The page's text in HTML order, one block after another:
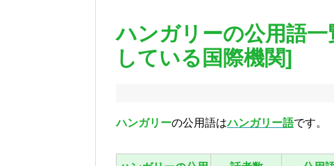
ハンガリーの公用語
している国際機関]
ハンガリーの公用語はハンガリー語です。